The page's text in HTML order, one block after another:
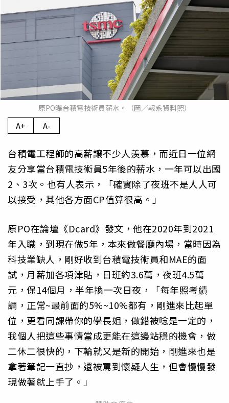
原PO曝台積電技術員薪水。（圖／報系資料照）
A+ A-
台積電工程師的高薪讓不少人羨慕，而近日一位網
友分享當台積電技術員5年後的薪水，一年可以出國
2、3次。也有人表示，「確實除了夜班不是人人可
以接受，其他各方面CP值算很高。」
原PO在論壇《Dcard》發文，他在2020年到2021
年入職，到現在做5年，本來做餐廳內場，當時因為
科技業缺人，剛好收到台積電技術員和MAE的面
試，月薪加各項津貼，日班約3.6萬，夜班4.5萬
元，保14個月，半年換一次日夜，「每年照考績
調，正常~最前面的5%~10%都有，剛進來比起單
位，更看同課帶你的學長姐，做錯被唸是一定的，
我個人把這些事情當成更能在這邊站穩的機會，做
二休二很快的，下輪就又是新的開始，剛進來也是
拿著筆記一直抄，還被罵到懷疑人生，但會慢慢發
現做著就上手了。」